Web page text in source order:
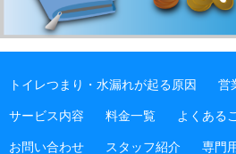
トイレつまり・水漏れが起る原因 営
サービス内容 料金一覧 よくある
お問い合わせ スタッフ紹介 専門